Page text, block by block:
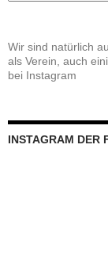
Wir sind natürlich
als Verein, auch
bei Instagram
INSTAGRAM DER